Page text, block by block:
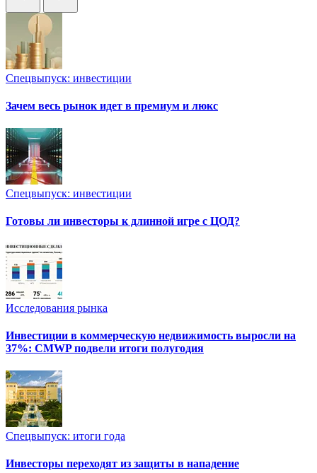
Спецвыпуск: инвестиции
Зачем весь рынок идет в премиум и люкс
Спецвыпуск: инвестиции
Готовы ли инвесторы к длинной игре с ЦОД?
Исследования рынка
Инвестиции в коммерческую недвижимость выросли на
37%: CMWP подвели итоги полугодия
Спецвыпуск: итоги года
Инвесторы переходят из защиты в нападение